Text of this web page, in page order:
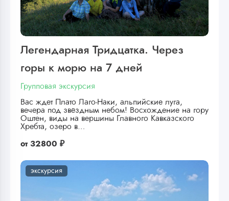
Легендарная Тридцатка. Через
горы к морю на 7 дней
Групповая экскурсия
Вас ждет Плато Лаго-Наки, альпийские луга,
вечера под звёздным небом! Восхождение на гору
Оштен, виды на вершины Главного Кавказского
Хребта, озеро в…
от 32800 ₽
экскурсия